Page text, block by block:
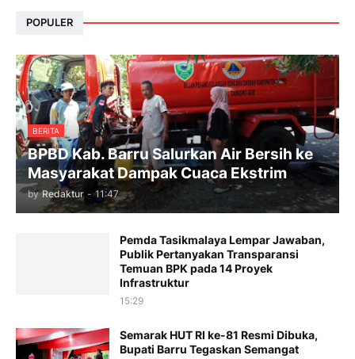
POPULER
BERITA
BPBD Kab. Barru Salurkan Air Bersih ke
Masyarakat Dampak Cuaca Ekstrim
by Redaktur - 11:47
Pemda Tasikmalaya Lempar Jawaban,
Publik Pertanyakan Transparansi
Temuan BPK pada 14 Proyek
Infrastruktur
15:29
Semarak HUT RI ke-81 Resmi Dibuka,
Bupati Barru Tegaskan Semangat